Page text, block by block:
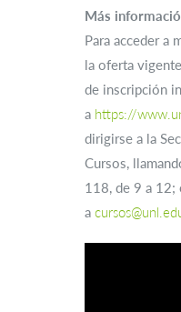
Más
Para acceder a
la oferta
de inscripción
a https://
dirigirse a la
Cursos,
118, de 9 a 12;
a